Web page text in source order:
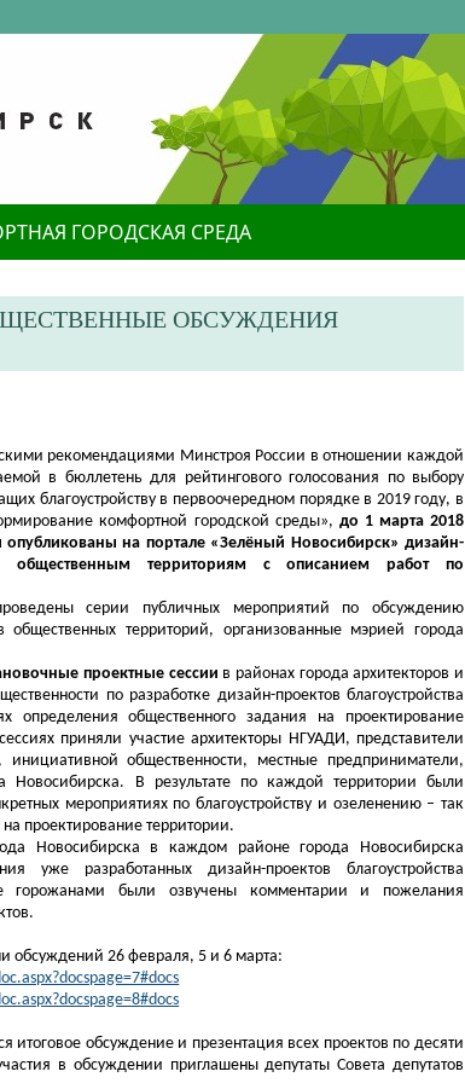
ГОРОДСКАЯ СРЕДА
ОБСУЖДЕНИЯ
рекомендациями Минстроя России в отношении каждой
в бюллетень для рейтингового голосования по выбору
благоустройству в первоочередном порядке в 2019 году, в
комфортной городской среды», до 1 марта 2018
на портале «Зелёный Новосибирск» дизайн-
территориям с описанием работ по
серии публичных мероприятий по обсуждению
общественных территорий, организованные мэрией города
проектные сессии в районах города архитекторов и
по разработке дизайн-проектов благоустройства
определения общественного задания на проектирование
приняли участие архитекторы НГУАДИ, представители
общественности, местные предприниматели,
Новосибирска. В результате по каждой территории были
мероприятиях по благоустройству и озеленению – так
проектирование территории.
Новосибирска в каждом районе города Новосибирска
уже разработанных дизайн-проектов благоустройства
горожанами были озвучены комментарии и пожелания
обсуждений 26 февраля, 5 и 6 марта:
итоговое обсуждение и презентация всех проектов по десяти
в обсуждении приглашены депутаты Совета депутатов